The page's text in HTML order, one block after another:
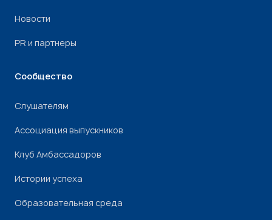
Новости
PR и партнеры
Сообщество
Слушателям
Ассоциация выпускников
Клуб Амбассадоров
Истории успеха
Образовательная среда